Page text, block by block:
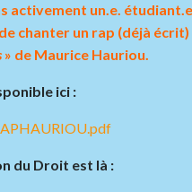
activement un.e.
chanter un rap (déjà écrit)
» de Maurice Hauriou.
ici :
du Droit est là :